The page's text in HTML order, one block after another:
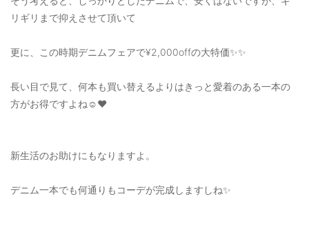
リギリまで抑えさせて頂いて
更に、この時期デニムフェアで¥2,000offの大特価✨✨
長い目で見て、何本も買い替えるよりはきっと愛着のある一本の
方がお得ですよね☺️❤️
新生活のお助けにもなりますよ。
デニム一本でも何通りもコーデが完成しますしね✨